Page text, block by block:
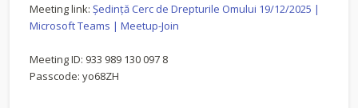
Meeting link: Ședință Cerc de Drepturile Omului 19/12/2025 |
Microsoft Teams | Meetup-Join
Meeting ID: 933 989 130 097 8
Passcode: yo68ZH